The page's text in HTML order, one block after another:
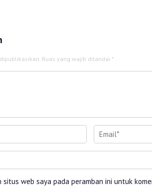
Ruas yang wajib ditandai *
situs web saya pada peramban ini untuk